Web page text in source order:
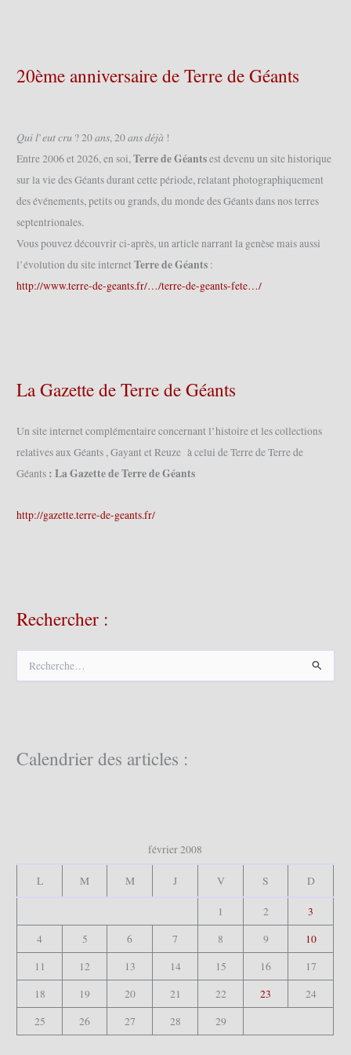
20ème anniversaire de Terre de Géants
𝑄𝑢𝑖 𝑙’𝑒𝑢𝑡 𝑐𝑟𝑢 ? 20 𝑎𝑛𝑠, 20 𝑎𝑛𝑠 𝑑𝑒́𝑗𝑎̀ !
Entre 2006 et 2026, en soi,Terre de Géantsest devenu un site historique
sur la vie des Géants durant cette période, relatant photographiquement
des événements, petits ou grands, du monde des Géants dans nos terres
septentrionales.
Vous pouvez découvrir ci-après, un article narrant la genèse mais aussi
l’évolution du site internet Terre de Géants :
http://www.terre-de-geants.fr/…/terre-de-geants-fete…/
La Gazette de Terre de Géants
Un site internet complémentaire concernant l’histoire et les collections
relatives aux Géants , Gayant et Reuze à celui de Terre de Terre de
Géants : La Gazette de Terre de Géants
http://gazette.terre-de-geants.fr/
Rechercher :
c
h
Calendrier des articles :
février 2008
L M M J V S D
1 2
3
4
5 6 7 8 9
10
11
12 13 14 15 16
17
18
19 20 21 22 23
24
25
26 27 28 29